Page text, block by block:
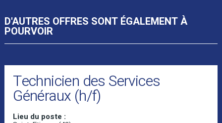
D'AUTRES OFFRES SONT ÉGALEMENT À
POURVOIR
Technicien des Services
Généraux (h/f)
Lieu du poste :